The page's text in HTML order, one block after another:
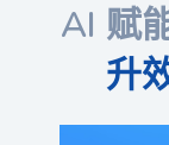
AI 赋
升